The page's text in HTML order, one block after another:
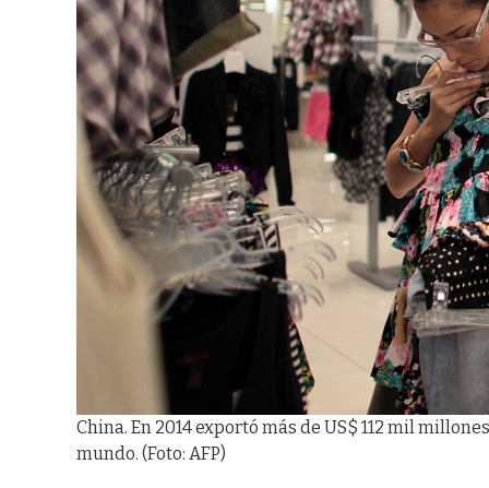
China. En 2014 exportó más de US$ 112 mil
mundo. (Foto: AFP)